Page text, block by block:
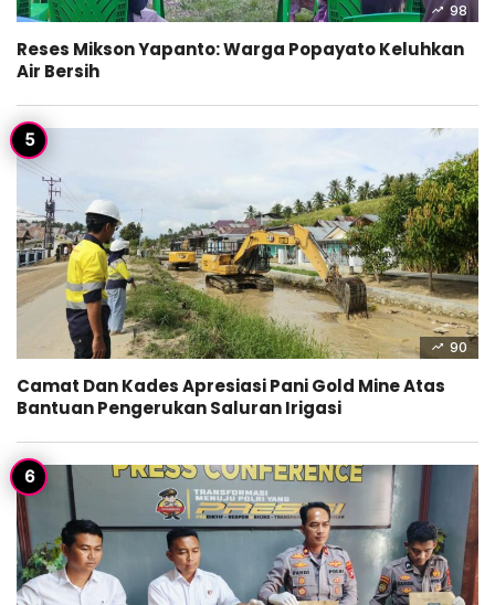
98
Reses Mikson Yapanto: Warga Popayato Keluhkan
Air Bersih
90
Camat Dan Kades Apresiasi Pani Gold Mine Atas
Bantuan Pengerukan Saluran Irigasi